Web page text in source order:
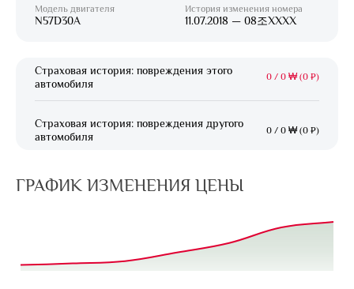
Модель двигателя
N57D30A
История изменения номера
11.07.2018 — 08조XXXX
Страховая история: повреждения этого
автомобиля
0 / 0 ₩ (0 ₽)
Страховая история: повреждения другого
автомобиля
0 / 0 ₩ (0 ₽)
ГРАФИК ИЗМЕНЕНИЯ ЦЕНЫ